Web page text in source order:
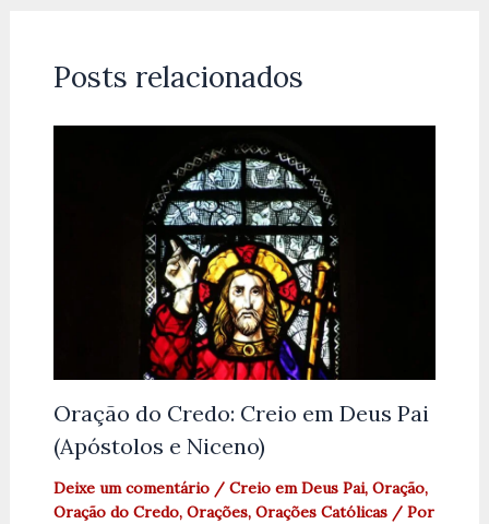
Posts relacionados
Oração do Credo: Creio em Deus Pai
(Apóstolos e Niceno)
Deixe um comentário / Creio em Deus Pai, Oração,
Oração do Credo, Orações, Orações Católicas/ Por